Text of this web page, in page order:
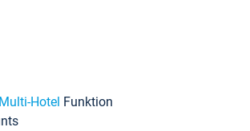
Hotel Funktion